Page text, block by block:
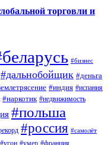
торговли и
#бизнес
#дальнобойщик #деньга
#индия #испания
#наркотик #недвижимость
#польша
#россия #самолёт
#угон #умер #франция